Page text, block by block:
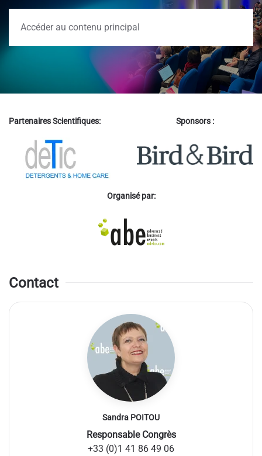
Accéder au contenu principal
Partenaires Scientifiques: Sponsors :
Organisé par:
Contact
Sandra POITOU
Responsable Congrès
+33 (0)1 41 86 49 06